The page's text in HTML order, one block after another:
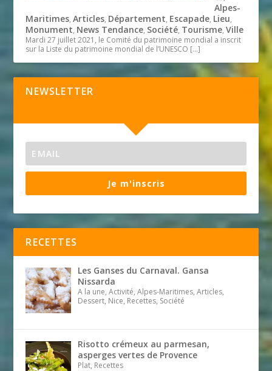
Alpes-
Maritimes,Articles, Département, Escapade, Lieu,
Monument, News Tendance, Société, Tourisme,Ville
Mardi 27 juillet 2021, le Comité du patrimoine mondial a inscrit
sur la Liste du patrimoine mondial de l’UNESCO […]
NEWSLETTER
Je m'inscris
RECETTES
Les Ganses du Carnaval. Gansa
Nissarda
A la une, Activité, Alpes-Maritimes, Articles,
Dessert, Nice, Recettes, Société
Risotto crémeux au parmesan,
asperges vertes de Provence
Plat, Recettes